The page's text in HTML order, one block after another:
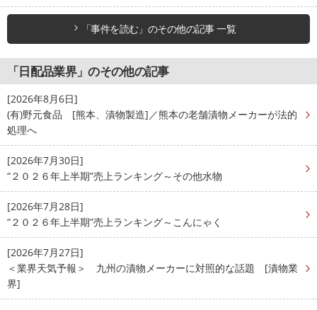
「事件を読む」のその他の記事 一覧
「日配品業界」のその他の記事
[2026年8月6日]
(有)野元食品 [熊本、漬物製造]／熊本の老舗漬物メーカーが法的
処理へ
[2026年7月30日]
“２０２６年上半期”売上ランキング～その他水物
[2026年7月28日]
“２０２６年上半期”売上ランキング～こんにゃく
[2026年7月27日]
＜業界天気予報＞ 九州の漬物メーカーに対照的な話題 [漬物業
界]